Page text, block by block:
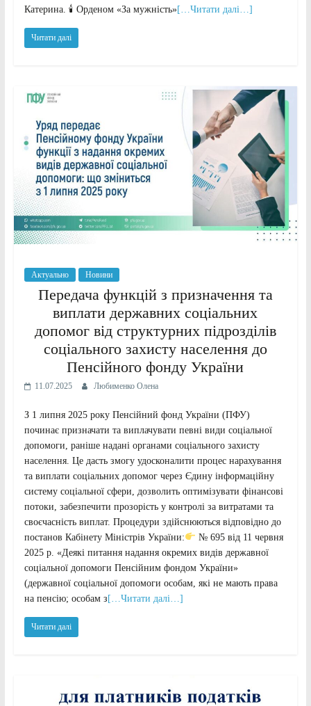
Катерина. 🕯 Орденом «За мужність»[…Читати далі…]
Читати далі
Актуально Новини
Передача функцій з призначення та
виплати державних соціальних
допомог від структурних підрозділів
соціального захисту населення до
Пенсійного фонду України
11.07.2025 Любименко Олена
З 1 липня 2025 року Пенсійний фонд України (ПФУ)
починає призначати та виплачувати певні види соціальної
допомоги, раніше надані органами соціального захисту
населення. Це дасть змогу удосконалити процес нарахування
та виплати соціальних допомог через Єдину інформаційну
систему соціальної сфери, дозволить оптимізувати фінансові
потоки, забезпечити прозорість у контролі за витратами та
своєчасність виплат. Процедури здійснюються відповідно до
постанов Кабінету Міністрів України:
№ 695 від 11 червня
2025 р. «Деякі питання надання окремих видів державної
соціальної допомоги Пенсійним фондом України»
(державної соціальної допомоги особам, які не мають права
на пенсію; особам з […Читати далі…]
Читати далі